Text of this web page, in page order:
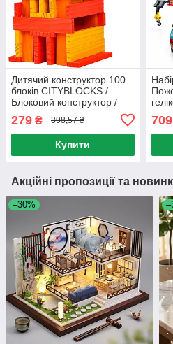
Дитячий конструктор 100
блоків CITYBLOCKS /
Блоковий конструктор /
Дерев'яний конструктор
279 ₴ 398,57 ₴
Купити
709
Акційні пропозиції та
–30%